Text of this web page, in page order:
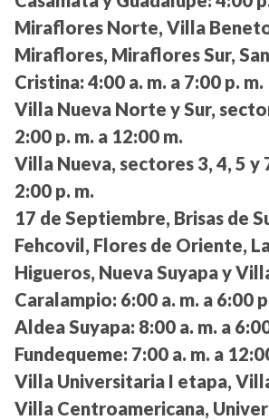
Miraflores Norte, Villa
Miraflores, Miraflores Sur,
Cristina: 4:00 a. m. a 7:00 p. m.
Villa Nueva Norte y Sur,
2:00 p. m. a 12:00 m.
Villa Nueva, sectores 3, 4, 5 y
2:00 p. m.
17 de Septiembre, Brisas de
Fehcovil, Flores de Oriente,
Higueros, Nueva Suyapa y
Caralampio: 6:00 a. m. a 6:00
Aldea Suyapa: 8:00 a. m. a
Fundequeme: 7:00 a. m. a
Villa Universitaria I etapa,
Villa Centroamericana,